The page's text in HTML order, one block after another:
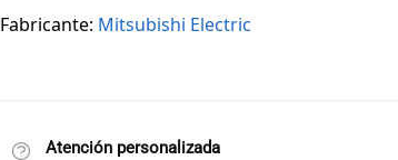
Fabricante: Mitsubishi Electric
Atención personalizada